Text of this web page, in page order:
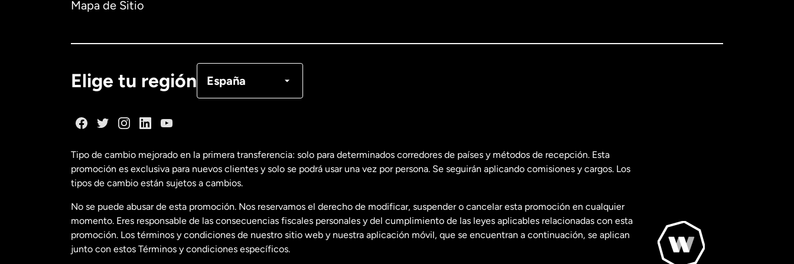
Mapa de Sitio
Elige tu región España
Estados Unidos English
Estados Unidos Español
Francia
Tipo de cambio mejorado en la primera transferencia: solo para determinados corredores de países y métodos de recepción. Esta
promoción es exclusiva para nuevos clientes y solo se podrá usar una vez por persona. Se seguirán aplicando comisiones y cargos. Los
tipos de cambio están sujetos a cambios.
No se puede abusar de esta promoción. Nos reservamos el derecho de modificar, suspender o cancelar esta promoción en cualquier
momento. Eres responsable de las consecuencias fiscales personales y del cumplimiento de las leyes aplicables relacionadas con esta
promoción. Los términos y condiciones de nuestro sitio web y nuestra aplicación móvil, que se encuentran a continuación, se aplican
junto con estos Términos y condiciones específicos.